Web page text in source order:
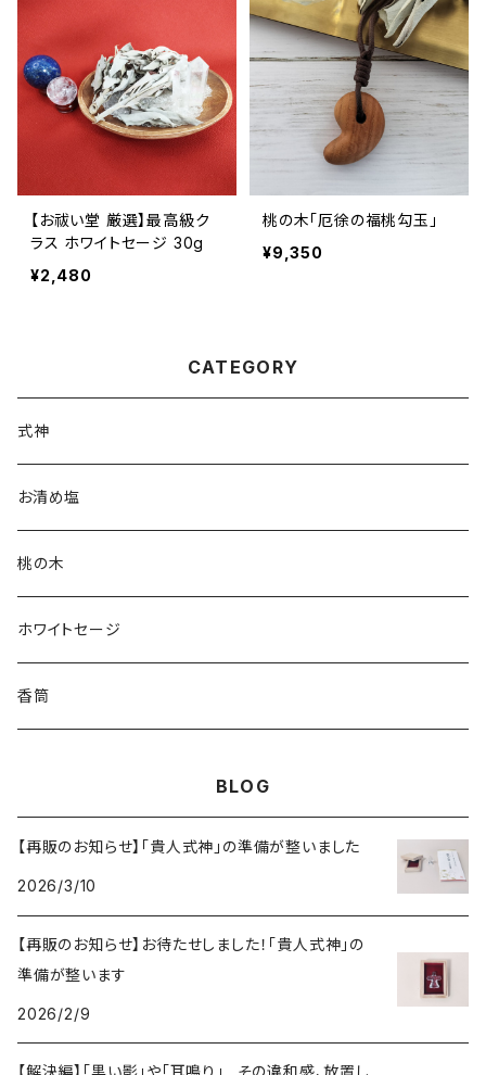
【お祓い堂 厳選】最高級ク
ラス ホワイトセージ 30g
¥2,480
桃の木「厄徐の福桃勾玉」
¥9,350
CATEGORY
式神
お清め塩
桃の木
ホワイトセージ
香筒
BLOG
【再販のお知らせ】「貴人式神」の準備が整いました
2026/3/10
【再販のお知らせ】お待たせしました！「貴人式神」の
準備が整います
2026/2/9
【解決編】「黒い影」や「耳鳴り」…その違和感、放置し